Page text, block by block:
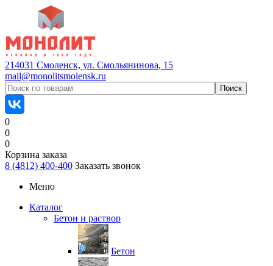
214031 Смоленск, ул. Смольянинова, 15
mail@monolitsmolensk.ru
0
0
0
Корзина заказа
8 (4812) 400-400 Заказать звонок
Меню
Каталог
Бетон и раствор
Бетон